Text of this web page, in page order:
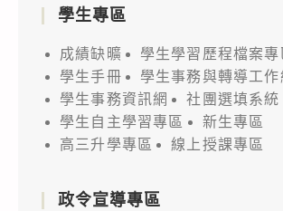
學生專區
成績缺曠
學生學習歷程檔案專
學生手冊
學生事務與轉導工作
學生事務資訊網
社團選填系統
學生自主學習專區
新生專區
高三升學專區
線上授課專區
政令宣導專區